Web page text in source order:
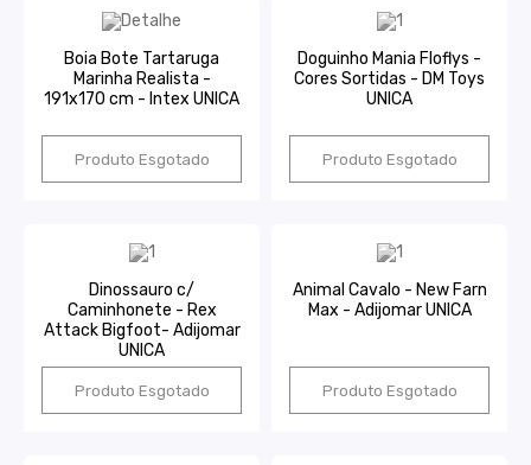
Boia Bote Tartaruga
Marinha Realista -
191x170 cm - Intex UNICA
Produto Esgotado
Doguinho Mania Floflys -
Cores Sortidas - DM Toys
UNICA
Produto Esgotado
Dinossauro c/
Caminhonete - Rex
Attack Bigfoot- Adijomar
UNICA
Produto Esgotado
Animal Cavalo - New Farn
Max - Adijomar UNICA
Produto Esgotado